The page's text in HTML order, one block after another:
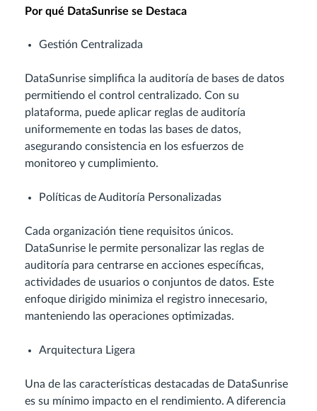
Por qué DataSunrise se Destaca
Gestión Centralizada
DataSunrise simplifica la auditoría de bases de datos
permitiendo el control centralizado. Con su
plataforma, puede aplicar reglas de auditoría
uniformemente en todas las bases de datos,
asegurando consistencia en los esfuerzos de
monitoreo y cumplimiento.
Políticas de Auditoría Personalizadas
Cada organización tiene requisitos únicos.
DataSunrise le permite personalizar las reglas de
auditoría para centrarse en acciones específicas,
actividades de usuarios o conjuntos de datos. Este
enfoque dirigido minimiza el registro innecesario,
manteniendo las operaciones optimizadas.
Arquitectura Ligera
Una de las características destacadas de DataSunrise
es su mínimo impacto en el rendimiento. A diferencia